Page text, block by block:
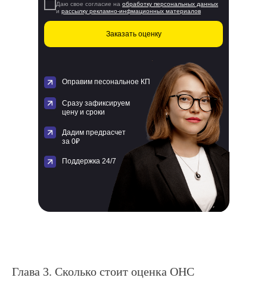
Сразу зафиксируем
цену и сроки
Оправим песональное КП
Даю свое согласие на обработку персональных данных
и рассылку рекламно-инфмационных материалов
Заказать оценку
Дадим предрасчет
за 0₽
Поддержка 24/7
Глава 3. Сколько стоит оценка ОНС